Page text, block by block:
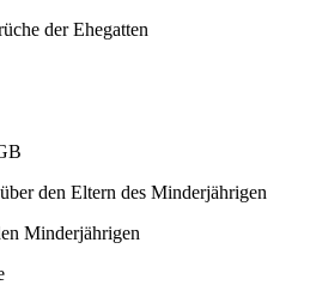
der Ehegatten
den Eltern des Minderjährigen
Minderjährigen